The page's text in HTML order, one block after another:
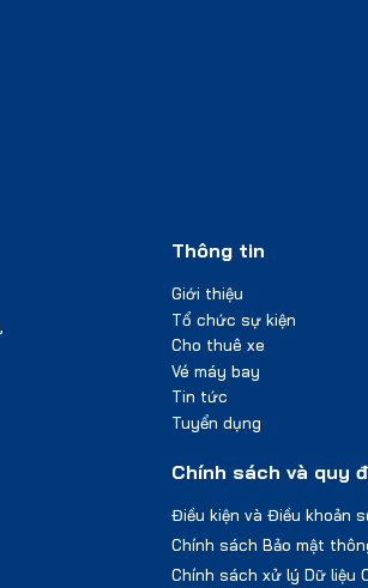
Thông tin
Giới thiệu
Tổ chức sự kiện
Cho thuê xe
Vé máy bay
Tin tức
Tuyển dụng
Chính sách và quy
Điều kiện và Điều khoản
Chính sách Bảo mật
Chính sách xử lý Dữ liệu